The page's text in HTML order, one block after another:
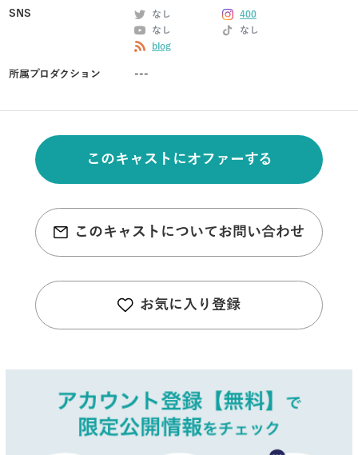
SNS
なし
400
なし
なし
blog
所属プロダクション ---
このキャストにオファーする
このキャストについてお問い合わせ
お気に入り登録